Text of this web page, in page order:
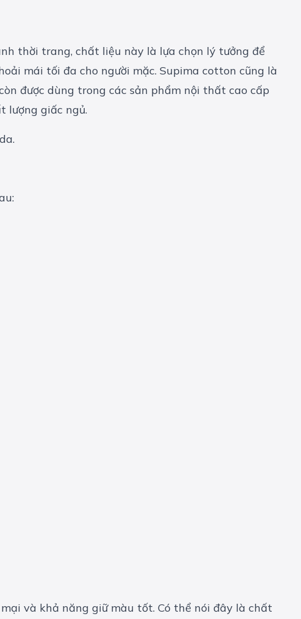
thời trang, chất liệu này là lựa chọn lý tưởng để
mái tối đa cho người mặc. Supima cotton cũng là
được dùng trong các sản phẩm nội thất cao cấp
lượng giấc ngủ.
và khả năng giữ màu tốt. Có thể nói đây là chất